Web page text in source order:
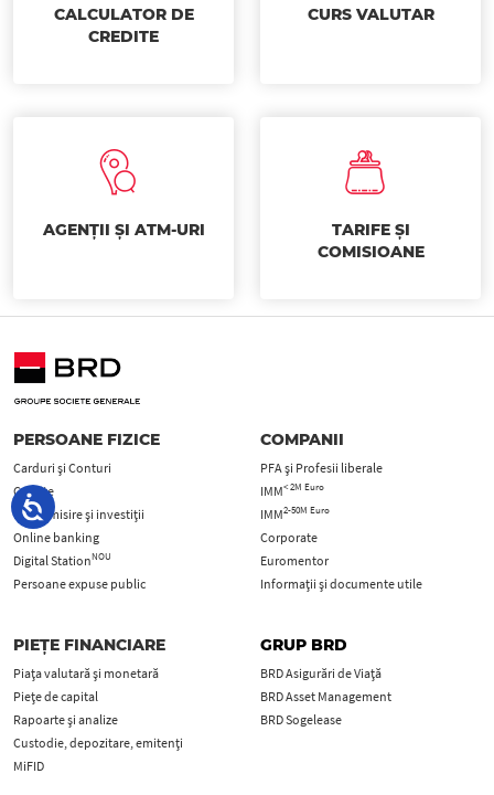
CALCULATOR DE
CREDITE
CURS VALUTAR
AGENȚII ȘI ATM-URI
TARIFE ȘI
COMISIOANE
PERSOANE FIZICE
Carduri şi Conturi
Credite
Economisire și investiții
Online banking
Digital StationNOU
Persoane expuse public
COMPANII
PFA şi Profesii liberale
IMM< 2M Euro
IMM2-50M Euro
Corporate
Euromentor
Informații și documente utile
PIEȚE FINANCIARE
Piața valutară și monetară
Piețe de capital
Rapoarte și analize
Custodie, depozitare, emitenți
MiFID
GRUP BRD
BRD Asigurări de Viață
BRD Asset Management
BRD Sogelease